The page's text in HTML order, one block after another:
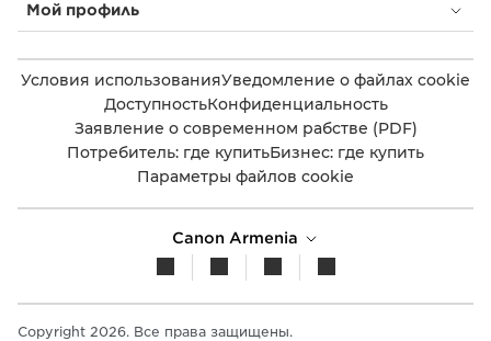
Мой профиль
Условия использованияУведомление о файлах cookie
ДоступностьКонфиденциальность
Заявление о современном рабстве (PDF)
Потребитель: где купитьБизнес: где купить
Параметры файлов cookie
Canon Armenia
Copyright 2026. Все права защищены.